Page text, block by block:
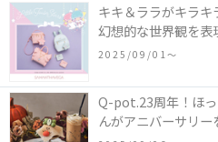
キキ＆ララがキラキ
幻想的な世界観を
ツインスターズ』
2025/09/01〜
Q-pot.23周年！ほっ
んがアニバーサリ